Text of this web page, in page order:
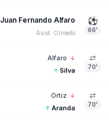
Juan Fernando Alfaro
Asist. Olmedo
⚽
66'
Alfaro ↓
↑ Silva
⇄
70'
Ortiz ↓
↑ Aranda
⇄
70'